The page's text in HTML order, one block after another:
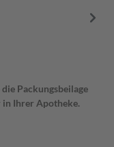
Packungsbeilage
Ihrer Apotheke.